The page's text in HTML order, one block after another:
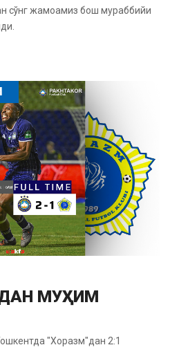
сўнг жамоамиз бош мураббийи
МУҲИМ
"Хоразм"дан 2:1